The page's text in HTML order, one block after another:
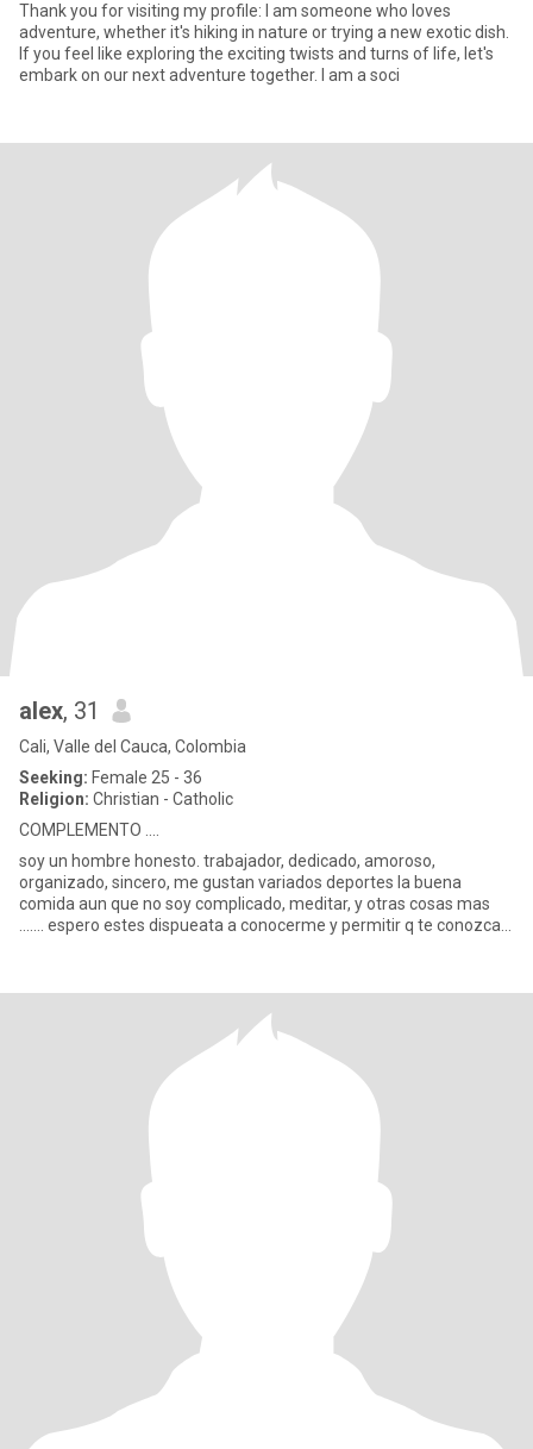
Thank you for visiting my profile: I am someone who loves
adventure, whether it's hiking in nature or trying a new exotic dish.
If you feel like exploring the exciting twists and turns of life, let's
embark on our next adventure together. I am a soci
alex, 31
Cali, Valle del Cauca, Colombia
Seeking: Female 25 - 36
Religion: Christian - Catholic
COMPLEMENTO ....
soy un hombre honesto. trabajador, dedicado, amoroso,
organizado, sincero, me gustan variados deportes la buena
comida aun que no soy complicado, meditar, y otras cosas mas
....... espero estes dispueata a conocerme y permitir q te conozca.